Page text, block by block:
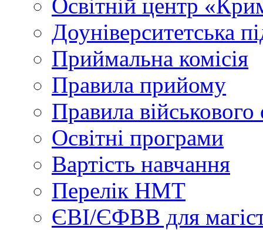
Освітній центр
Доуніверситетська
Приймальна комісія
Правила прийому
Правила військового
Освітні програми
Вартість навчання
Перелік НМТ
ЄВІ/ЄФВВ для